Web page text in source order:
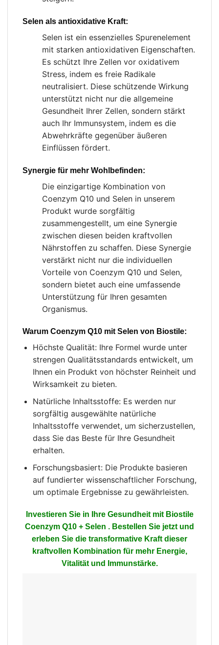
Selen als antioxidative Kraft:
Selen ist ein essenzielles Spurenelement
mit starken antioxidativen Eigenschaften.
Es schützt Ihre Zellen vor oxidativem
Stress, indem es freie Radikale
neutralisiert. Diese schützende Wirkung
unterstützt nicht nur die allgemeine
Gesundheit Ihrer Zellen, sondern stärkt
auch Ihr Immunsystem, indem es die
Abwehrkräfte gegenüber äußeren
Einflüssen fördert.
Synergie für mehr Wohlbefinden:
Die einzigartige Kombination von
Coenzym Q10 und Selen in unserem
Produkt wurde sorgfältig
zusammengestellt, um eine Synergie
zwischen diesen beiden kraftvollen
Nährstoffen zu schaffen. Diese Synergie
verstärkt nicht nur die individuellen
Vorteile von Coenzym Q10 und Selen,
sondern bietet auch eine umfassende
Unterstützung für Ihren gesamten
Organismus.
Warum Coenzym Q10 mit Selen von Biostile:
Höchste Qualität: Ihre Formel wurde unter
strengen Qualitätsstandards entwickelt, um
Ihnen ein Produkt von höchster Reinheit und
Wirksamkeit zu bieten.
Natürliche Inhaltsstoffe: Es werden nur
sorgfältig ausgewählte natürliche
Inhaltsstoffe verwendet, um sicherzustellen,
dass Sie das Beste für Ihre Gesundheit
erhalten.
Forschungsbasiert: Die Produkte basieren
auf fundierter wissenschaftlicher Forschung,
um optimale Ergebnisse zu gewährleisten.
Investieren Sie in Ihre Gesundheit mit Biostile
Coenzym Q10 + Selen . Bestellen Sie jetzt und
erleben Sie die transformative Kraft dieser
kraftvollen Kombination für mehr Energie,
Vitalität und Immunstärke.